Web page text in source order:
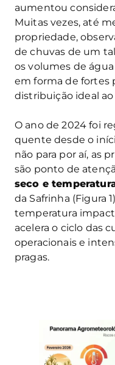
aumentou
Muitas vezes, até
propriedade,
de chuvas de um
os volumes de
em forma de fortes
distribuição ideal
O ano de 2024 foi
quente desde o
não para por aí, as
são ponto de
seco e
da Safrinha (Figura
temperatura
acelera o ciclo das
operacionais e
pragas.